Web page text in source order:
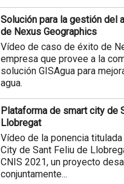
Solución para la gestión del
de Nexus Geographics
Vídeo de caso de éxito de
empresa que provee a la
solución GISAgua para
agua.
Plataforma de smart city de
Llobregat
Vídeo de la ponencia
City de Sant Feliu de
CNIS 2021, un proyecto
conjuntamente...